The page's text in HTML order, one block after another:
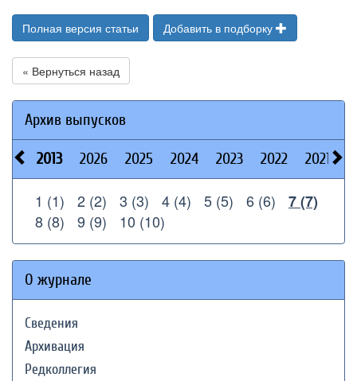
Полная версия статьи Добавить в подборку
« Вернуться назад
Архив выпусков
2013 2026 2025 2024 2023 2022 2021
1 (1) 2 (2) 3 (3) 4 (4) 5 (5) 6 (6)
7 (7)
8 (8)
9 (9) 10 (10)
О журнале
Сведения
Архивация
Редколлегия